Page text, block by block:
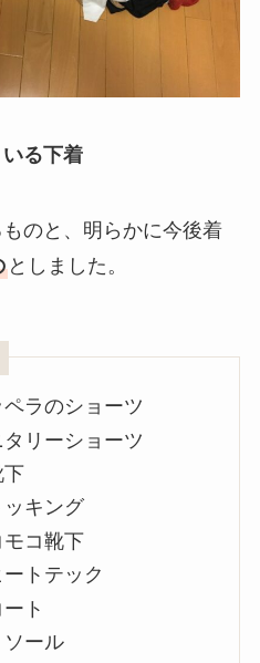
る下着
のと、明らかに今後着
としました。
ラのショーツ
リーショーツ
下
キング
コ靴下
トテック
ト
ール